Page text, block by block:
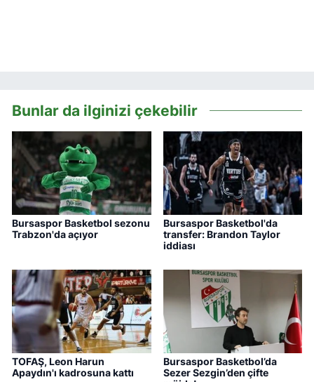
Bunlar da ilginizi çekebilir
Bursaspor Basketbol sezonu
Trabzon'da açıyor
Bursaspor Basketbol'da
transfer: Brandon Taylor
iddiası
TOFAŞ, Leon Harun
Apaydın'ı kadrosuna kattı
Bursaspor Basketbol’da
Sezer Sezgin’den çifte